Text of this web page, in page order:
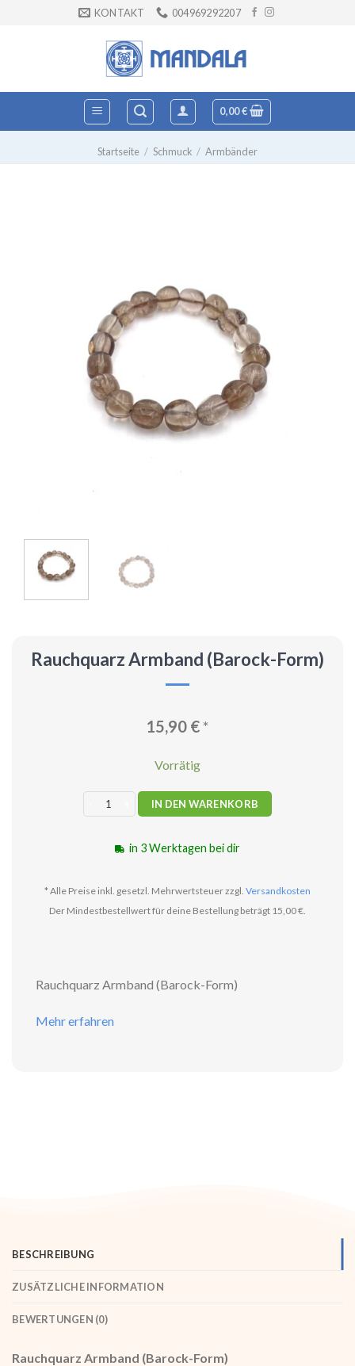
KONTAKT 004969292207
0,00€
Startseite / Schmuck / Armbänder
Rauchquarz Armband (Barock-Form)
15,90 €*
Vorrätig
Rauchquarz Armband (Barock-Form) Menge
IN DEN WARENKORB
in 3 Werktagen bei dir
* Alle Preise inkl. gesetzl. Mehrwertsteuer zzgl. Versandkosten
Der Mindestbestellwert für deine Bestellung beträgt 15,00 €.
Rauchquarz Armband (Barock-Form)
Mehr erfahren
BESCHREIBUNG
ZUSÄTZLICHE INFORMATION
BEWERTUNGEN (0)
Rauchquarz Armband (Barock-Form)